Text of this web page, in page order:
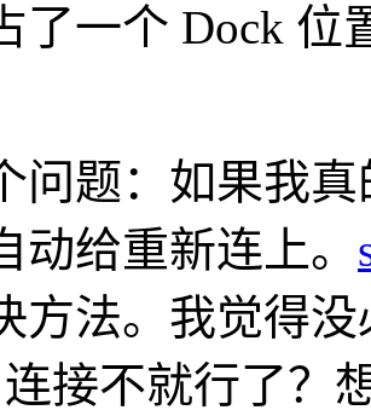
了一个 Dock 位
问题：如果我
动给重新连上。
方法。我觉得
接不就行了？